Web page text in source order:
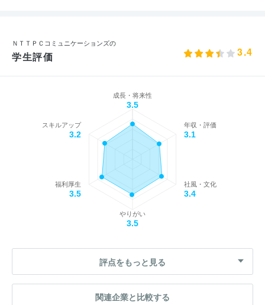
ＮＴＴＰＣコミュニケーションズの
学生評価 3.4
成長・将来性
3.5
年収・評価
3.1
社風・文化
3.4
やりがい
3.5
福利厚生
3.5
スキルアップ
3.2
評点をもっと見る
関連企業と比較する